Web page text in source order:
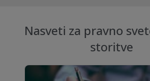
Nasveti za pravno
storitve